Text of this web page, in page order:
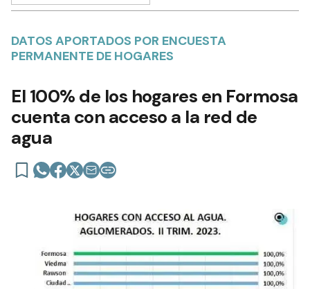
DATOS APORTADOS POR ENCUESTA
PERMANENTE DE HOGARES
El 100% de los hogares en Formosa
cuenta con acceso a la red de
agua